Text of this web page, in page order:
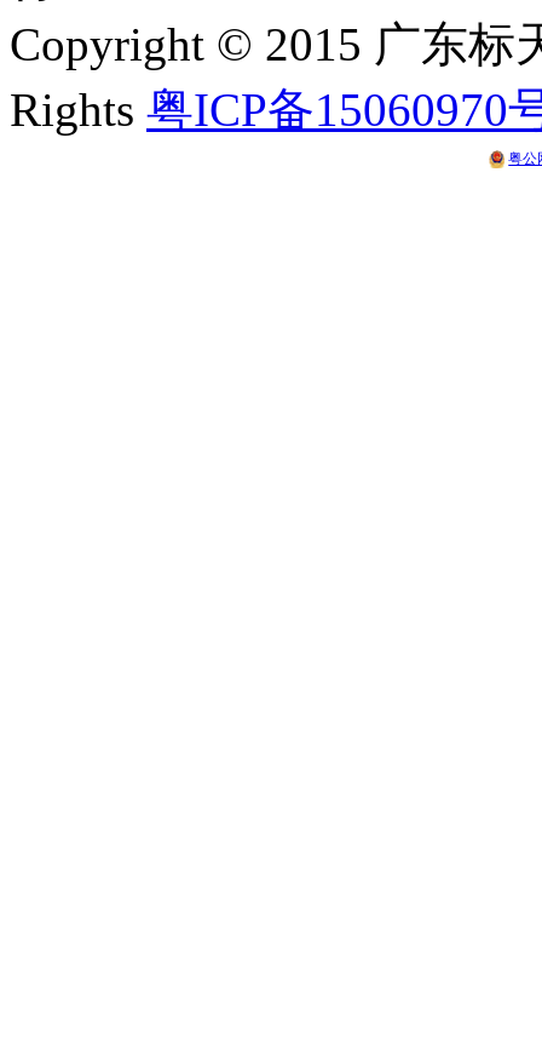
Copyright © 2015 广东
Rights 粤ICP备15060970
粤公